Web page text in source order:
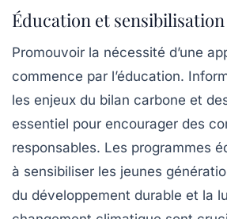
Éducation et sensibilisation
Promouvoir la nécessité d’une
commence par l’éducation.
les enjeux du bilan carbone et
essentiel pour encourager des
responsables. Les programmes
à sensibiliser les jeunes
du développement durable et la